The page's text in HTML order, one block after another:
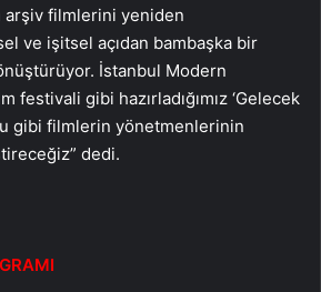
arşiv filmlerini yeniden
ve işitsel açıdan bambaşka bir
İstanbul Modern
festivali gibi hazırladığımız ‘Gelecek
gibi filmlerin yönetmenlerinin
dedi.